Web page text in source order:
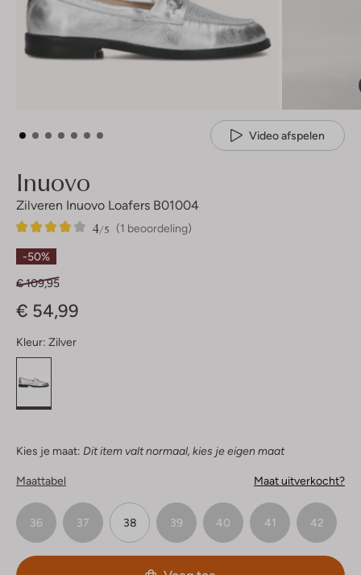
Video afspelen
Inuovo
Zilveren Inuovo Loafers B01004
(1 beoordeling)
4/5
1
4
Sterren
-50%
€ 109,95
€ 54,99
Kleur: Zilver
Kies je maat: Dit item valt normaal, kies je eigen maat
Maattabel Maat uitverkocht?
36 37 38 39 40 41 42